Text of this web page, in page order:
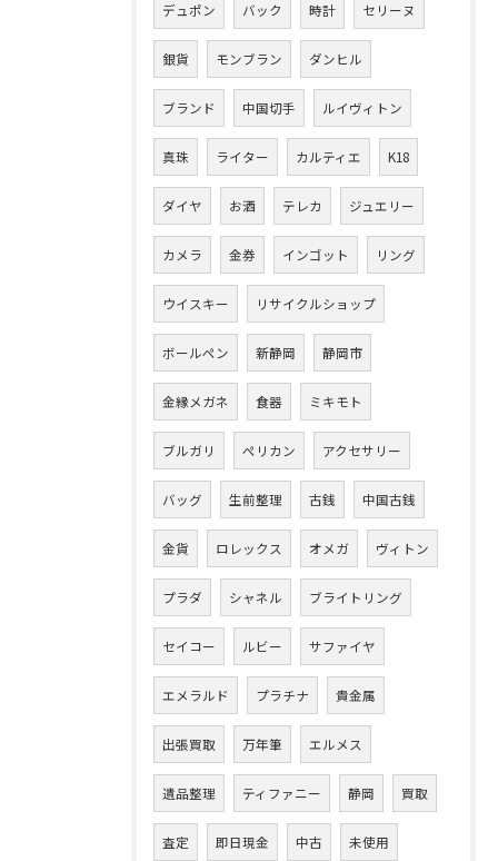
デュポン バック 時計 セリーヌ
銀貨 モンブラン ダンヒル
ブランド 中国切手 ルイヴィトン
真珠 ライター カルティエ K18
ダイヤ お酒 テレカ ジュエリー
カメラ 金券 インゴット リング
ウイスキー リサイクルショップ
ボールペン 新静岡 静岡市
金縁メガネ 食器 ミキモト
ブルガリ ペリカン アクセサリー
バッグ 生前整理 古銭 中国古銭
金貨 ロレックス オメガ ヴィトン
プラダ シャネル ブライトリング
セイコー ルビー サファイヤ
エメラルド プラチナ 貴金属
出張買取 万年筆 エルメス
遺品整理 ティファニー 静岡 買取
査定 即日現金 中古 未使用